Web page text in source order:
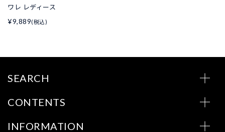
ワレ レディース
¥9,889(税込)
SEARCH
CONTENTS
INFORMATION